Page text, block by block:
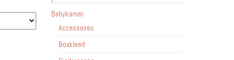
Babykamer
Accessoires
Boxkleed